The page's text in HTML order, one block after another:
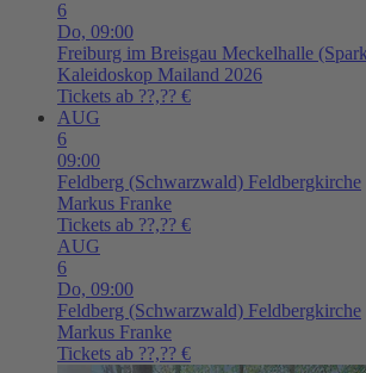
6
Do, 09:00
Freiburg im Breisgau Meckelhalle
Kaleidoskop Mailand 2026
Tickets ab ??,?? €
AUG
6
09:00
Feldberg (Schwarzwald) Feldbergkirche
Markus Franke
Tickets ab ??,?? €
AUG
6
Do, 09:00
Feldberg (Schwarzwald) Feldbergkirche
Markus Franke
Tickets ab ??,?? €